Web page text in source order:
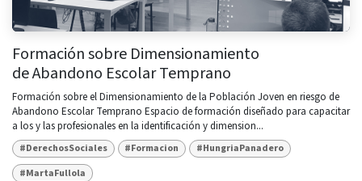
Formación sobre Dimensionamiento
de Abandono Escolar Temprano
Formación sobre el Dimensionamiento de la Población Joven en riesgo de
Abandono Escolar Temprano Espacio de formación diseñado para capacitar
a los y las profesionales en la identificación y dimension...
#DerechosSociales #Formacion
#HungriaPanadero
#MartaFullola